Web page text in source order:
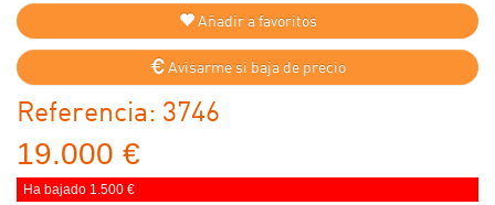
Añadir a favoritos
Avisarme si baja de precio
Referencia: 3746
19.000 €
Ha bajado 1.500 €